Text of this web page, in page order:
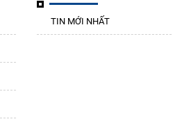
TIN MỚI NHẤT